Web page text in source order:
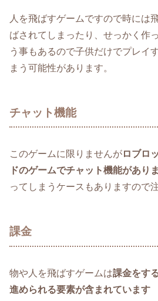
人を飛ばすゲームですので時には
ばされてしまったり、せっかく作
う事もあるので子供だけでプレイ
まう可能性があります。
チャット機能
このゲームに限りませんがロブロ
ドのゲームでチャット機能があり
ってしまうケースもありますので
課金
物や人を飛ばすゲームは課金をす
進められる要素が含まれています